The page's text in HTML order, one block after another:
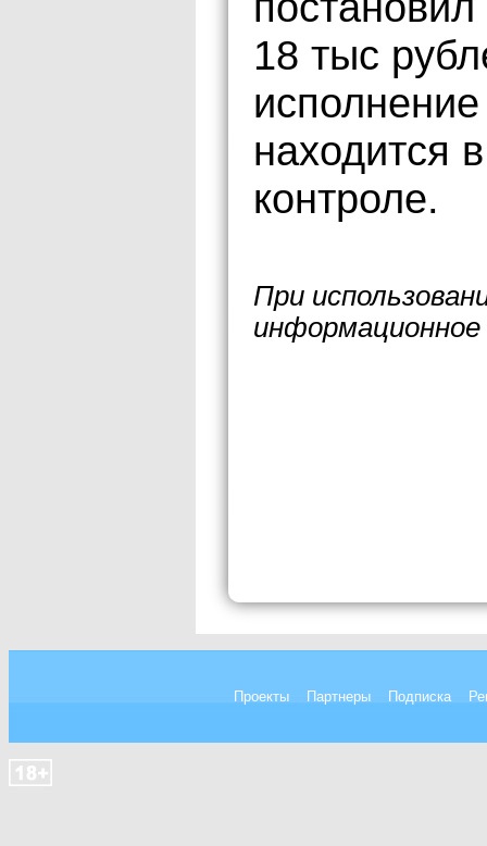
18 тыс
находится
контроле.
При
Проекты Партнеры Подписка